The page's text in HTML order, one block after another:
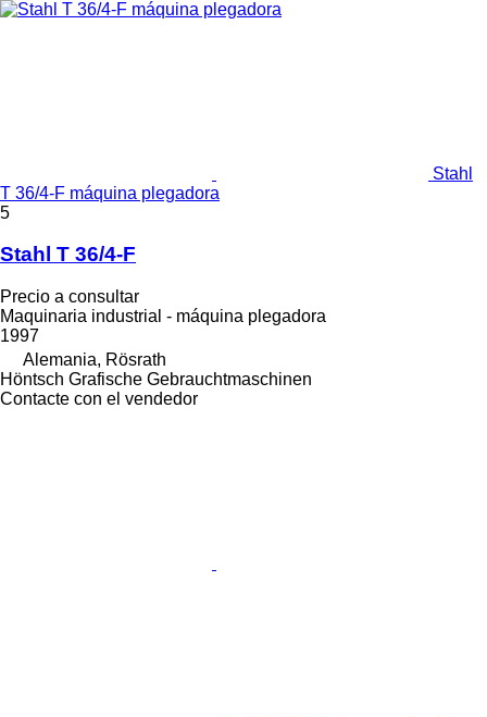
Stahl
T 36/4-F máquina plegadora
5
Stahl T 36/4-F
Precio a consultar
Maquinaria industrial - máquina plegadora
1997
Alemania, Rösrath
Höntsch Grafische Gebrauchtmaschinen
Contacte con el vendedor